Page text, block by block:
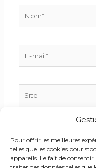
Pour offrir les meilleures
telles que les cookies pour
appareils. Le fait de
mail*
le navigateur pour